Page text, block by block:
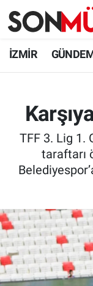
İZMİR
TFF 3. Lig 1.
taraftarı
İzmir
İzmir
İzmir Trafik
Süper Lig
Son Dakika
Haber Arşivi